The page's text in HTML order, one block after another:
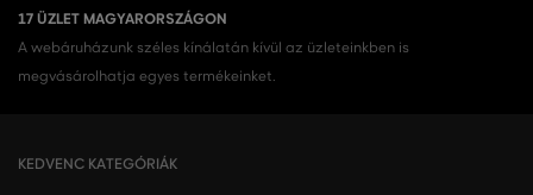
17 ÜZLET MAGYARORSZÁGON
A webáruházunk széles kínálatán kívül az üzleteinkben is
megvásárolhatja egyes termékeinket.
KEDVENC KATEGÓRIÁK